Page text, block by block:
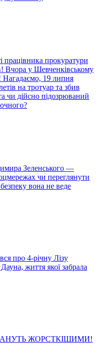
працівника прокуратури
Вчора у Шевченківському
Нагадаємо, 19 липня
на тротуар та збив
чи дійсно підозрюваний
Зеленського —
чи переглянути
вона не веде
про 4-річну Лізу
життя якої забрала
ЖОРСТКІШИМИ!